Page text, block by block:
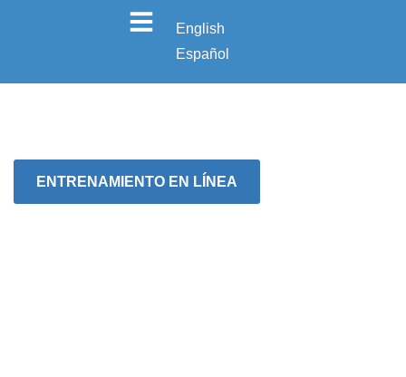
English
Español
ENTRENAMIENTO EN LÍNEA